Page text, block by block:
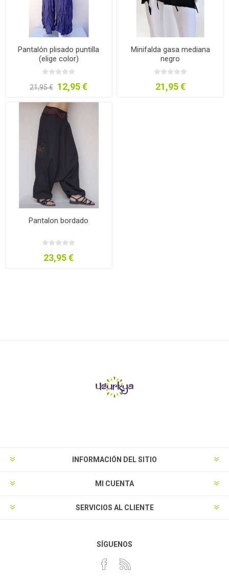
Pantalón plisado puntilla
(elige color)
21,95 € 12,95 €
Minifalda gasa mediana
negro
21,95 €
Pantalon bordado
23,95 €
INFORMACIÓN DEL SITIO
MI CUENTA
SERVICIOS AL CLIENTE
SÍGUENOS